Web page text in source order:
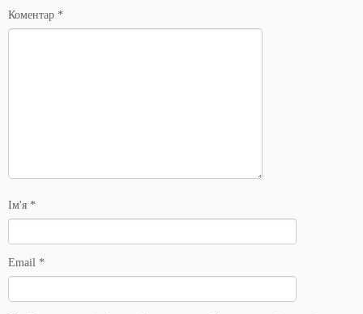
Коментар *
Ім'я *
Email *